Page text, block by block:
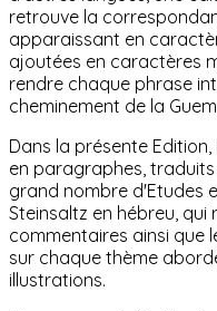
retrouve la
apparaissant en
ajoutées en caractères
rendre chaque phrase
cheminement de la
Dans la présente
en paragraphes, traduits
grand nombre d'Etudes
Steinsaltz en hébreu, qui
commentaires ainsi que
sur chaque thème
illustrations.